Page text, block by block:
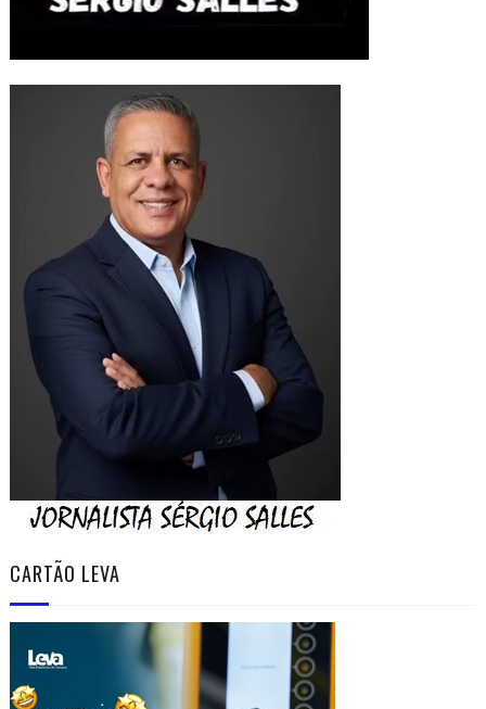
CARTÃO LEVA